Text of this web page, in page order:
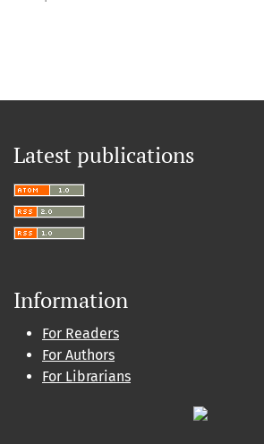
Latest publications
Information
For Readers
For Authors
For Librarians